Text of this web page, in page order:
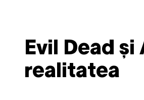
Evil Dead
realitatea